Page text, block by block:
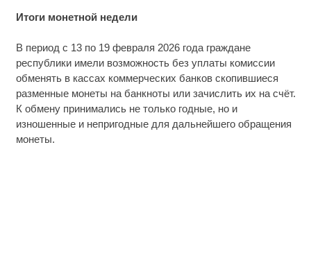
Итоги монетной недели
В период с 13 по 19 февраля 2026 года граждане
республики имели возможность без уплаты комиссии
обменять в кассах коммерческих банков скопившиеся
разменные монеты на банкноты или зачислить их на счёт.
К обмену принимались не только годные, но и
изношенные и непригодные для дальнейшего обращения
монеты.